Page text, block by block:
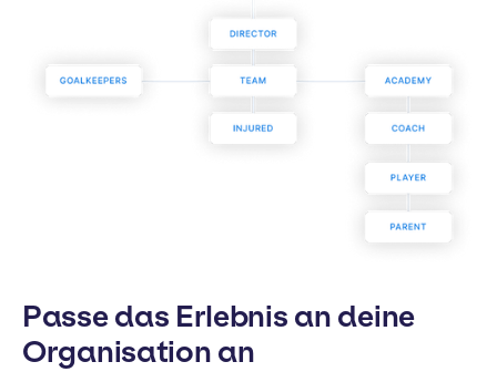
Passe das Erlebnis an deine
Organisation an